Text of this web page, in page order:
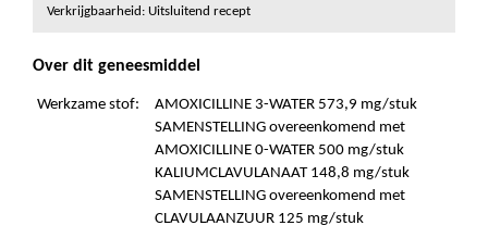
Verkrijgbaarheid: Uitsluitend recept
Over dit geneesmiddel
Werkzame stof:
AMOXICILLINE 3-WATER 573,9 mg/stuk
SAMENSTELLING overeenkomend met
AMOXICILLINE 0-WATER 500 mg/stuk
KALIUMCLAVULANAAT 148,8 mg/stuk
SAMENSTELLING overeenkomend met
CLAVULAANZUUR 125 mg/stuk